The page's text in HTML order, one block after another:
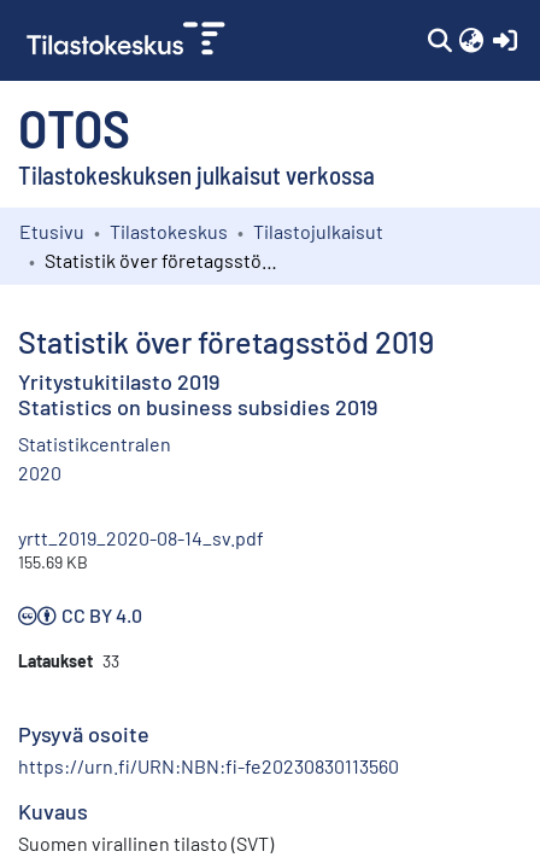
OTOS
Tilastokeskuksen julkaisut verkossa
Kokoelmat
Etusivu Tilastokeskus
Tilastojulkaisut
Statistik över företagsstöd 2019
Yritystukitilasto 2019
Statistics on business subsidies 2019
Statistikcentralen
2020
yrtt_2019_2020-08-14_sv.pdf
155.69 KB
CC BY 4.0
Lataukset 33
Pysyvä osoite
https://urn.fi/URN:NBN:fi-fe20230830113560
Kuvaus
Suomen virallinen tilasto (SVT)